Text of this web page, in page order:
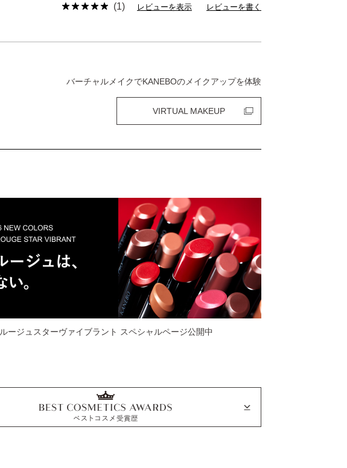
(1) レビューを表示 レビューを書く
バーチャルメイクでKANEBOのメイクアップを体験
VIRTUAL MAKEUP
ルージュスターヴァイブラント スペシャルページ公開中